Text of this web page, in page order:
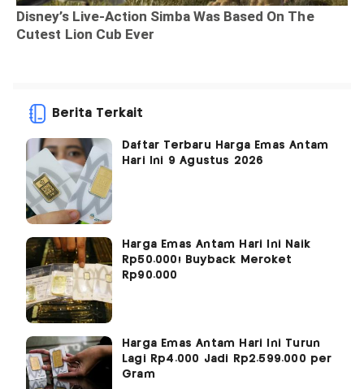
Berita Terkait
Daftar Terbaru Harga Emas Antam
Hari Ini 9 Agustus 2026
Harga Emas Antam Hari Ini Naik
Rp50.000! Buyback Meroket
Rp90.000
Harga Emas Antam Hari Ini Turun
Lagi Rp4.000 Jadi Rp2.599.000 per
Gram